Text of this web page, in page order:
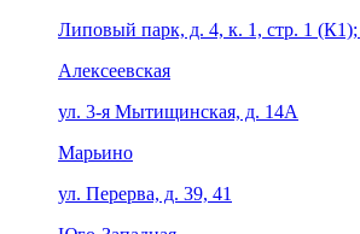
Липовый парк, д. 4, к. 1, стр. 1
Алексеевская
ул. 3-я Мытищинская, д. 14А
Марьино
ул. Перерва, д. 39, 41